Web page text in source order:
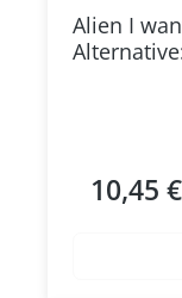
Alien I
Regulärer
10,45 €